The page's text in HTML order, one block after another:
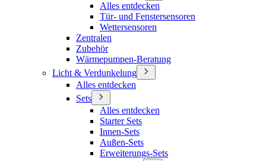
Alles entdecken
Tür- und Fenstersensoren
Wettersensoren
Zentralen
Zubehör
Wärmepumpen-Beratung
Licht & Verdunkelung
Alles entdecken
Sets
Alles entdecken
Starter Sets
Innen-Sets
Außen-Sets
Erweiterungs-Sets